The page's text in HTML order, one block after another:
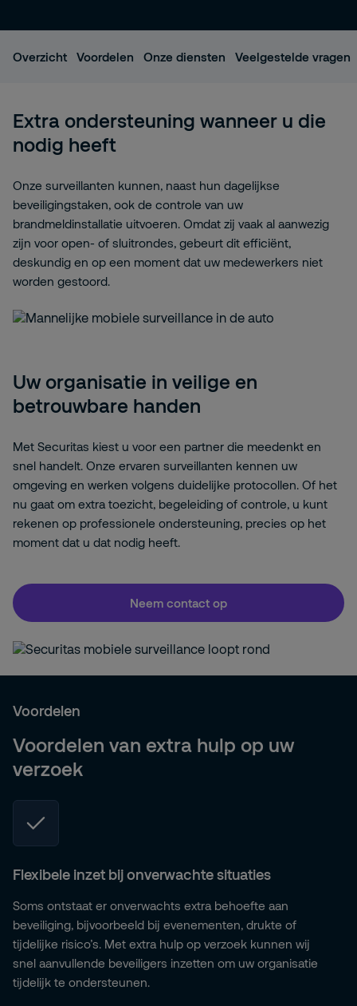
Overzicht Voordelen Onze diensten Veelgestelde vragen
Extra ondersteuning wanneer u die
nodig heeft
Onze surveillanten kunnen, naast hun dagelijkse
beveiligingstaken, ook de controle van uw
brandmeldinstallatie uitvoeren. Omdat zij vaak al aanwezig
zijn voor open- of sluitrondes, gebeurt dit efficiënt,
deskundig en op een moment dat uw medewerkers niet
worden gestoord.
Uw organisatie in veilige en
betrouwbare handen
Met Securitas kiest u voor een partner die meedenkt en
snel handelt. Onze ervaren surveillanten kennen uw
omgeving en werken volgens duidelijke protocollen. Of het
nu gaat om extra toezicht, begeleiding of controle, u kunt
rekenen op professionele ondersteuning, precies op het
moment dat u dat nodig heeft.
Neem contact op
Voordelen
Voordelen van extra hulp op uw
verzoek
Flexibele inzet bij onverwachte situaties
Soms ontstaat er onverwachts extra behoefte aan
beveiliging, bijvoorbeeld bij evenementen, drukte of
tijdelijke risico’s. Met extra hulp op verzoek kunnen wij
snel aanvullende beveiligers inzetten om uw organisatie
tijdelijk te ondersteunen.